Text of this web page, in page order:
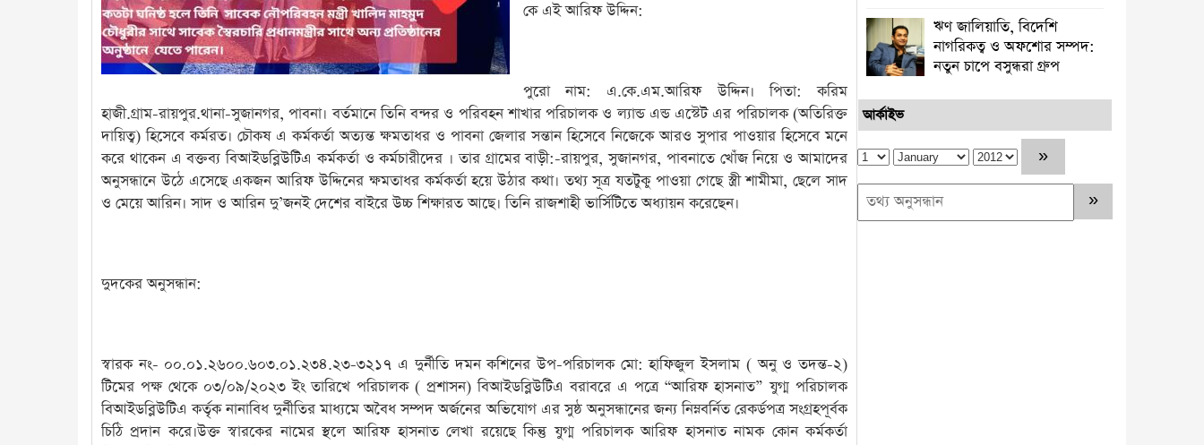
কে এই আরিফ উদ্দিন:
পুরো নাম: এ.কে.এম.আরিফ উদ্দিন। পিতা: করিম
হাজী.গ্রাম-রায়পুর.থানা-সুজানগর, পাবনা। বর্তমানে তিনি বন্দর ও পরিবহন শাখার পরিচালক ও ল্যান্ড এন্ড এস্টেট এর পরিচালক (অতিরিক্ত
দায়িত্ব) হিসেবে কর্মরত। চৌকষ এ কর্মকর্তা অত্যন্ত ক্ষমতাধর ও পাবনা জেলার সন্তান হিসেবে নিজেকে আরও সুপার পাওয়ার হিসেবে মনে
করে থাকেন এ বক্তব্য বিআইডব্লিউটিএ কর্মকর্তা ও কর্মচারীদের । তার গ্রামের বাড়ী:-রায়পুর, সুজানগর, পাবনাতে খোঁজ নিয়ে ও আমাদের
অনুসন্ধানে উঠে এসেছে একজন আরিফ উদ্দিনের ক্ষমতাধর কর্মকর্তা হয়ে উঠার কথা। তথ্য সূত্র যতটুকু পাওয়া গেছে স্ত্রী শামীমা, ছেলে সাদ
ও মেয়ে আরিন। সাদ ও আরিন দু’জনই দেশের বাইরে উচ্চ শিক্ষারত আছে। তিনি রাজশাহী ভার্সিটিতে অধ্যায়ন করেছেন।
দুদকের অনুসন্ধান:
স্বারক নং- ০০.০১.২৬০০.৬০৩.০১.২৩৪.২৩-৩২১৭ এ দুর্নীতি দমন কশিনের উপ-পরিচালক মো: হাফিজুল ইসলাম ( অনু ও তদন্ত-২)
টিমের পক্ষ থেকে ০৩/০৯/২০২৩ ইং তারিখে পরিচালক ( প্রশাসন) বিআইডব্লিউটিএ বরাবরে এ পত্রে “আরিফ হাসনাত” যুগ্ম পরিচালক
বিআইডব্লিউটিএ কর্তৃক নানাবিধ দুর্নীতির মাধ্যমে অবৈধ সম্পদ অর্জনের অভিযোগ এর সুষ্ঠ অনুসন্ধানের জন্য নিম্নবর্নিত রেকর্ডপত্র সংগ্রহপূর্বক
চিঠি প্রদান করে।উক্ত স্বারকের নামের স্থলে আরিফ হাসনাত লেখা রয়েছে কিন্তু যুগ্ম পরিচালক আরিফ হাসনাত নামক কোন কর্মকর্তা
ঋণ জালিয়াতি, বিদেশি
নাগরিকত্ব ও অফশোর সম্পদ:
নতুন চাপে বসুন্ধরা গ্রুপ
আর্কাইভ